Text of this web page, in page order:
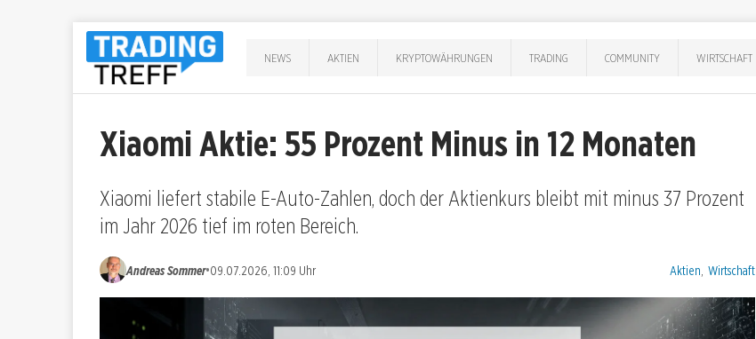
NEWS AKTIEN KRYPTOWÄHRUNGEN TRADING COMMUNITY WIRTSCHAFT
Xiaomi Aktie: 55 Prozent Minus in 12 Monaten
Xiaomi liefert stabile E-Auto-Zahlen, doch der Aktienkurs bleibt mit minus 37 Prozent
im Jahr 2026 tief im roten Bereich.
Andreas Sommer•09.07.2026, 11:09 Uhr Kategorien:
Aktien Wirtschaft